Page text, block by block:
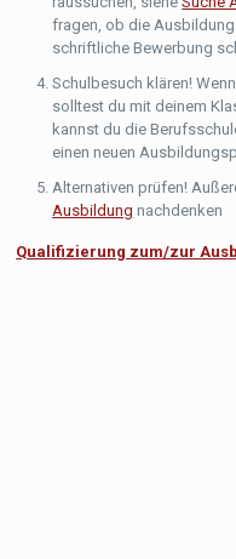
fragen, ob die
schriftliche Bewerbung
Schulbesuch klären!
solltest du mit deinem
kannst du die
einen neuen
Alternativen prüfen!
Ausbildung nachdenken
Qualifizierung zum/zur